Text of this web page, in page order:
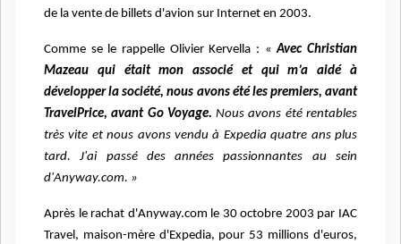
de la vente de billets d'avion sur Internet en 2003.
Comme se le rappelle Olivier Kervella : «Avec Christian
Mazeau qui était mon associé et qui m’a aidé à
développer la société, nous avons été les premiers, avant
TravelPrice, avant Go Voyage. Nous avons été rentables
très vite et nous avons vendu à Expedia quatre ans plus
tard. J'ai passé des années passionnantes au sein
d'Anyway.com. »
Après le rachat d'Anyway.com le 30 octobre 2003 par IAC
Travel, maison-mère d'Expedia, pour 53 millions d'euros,